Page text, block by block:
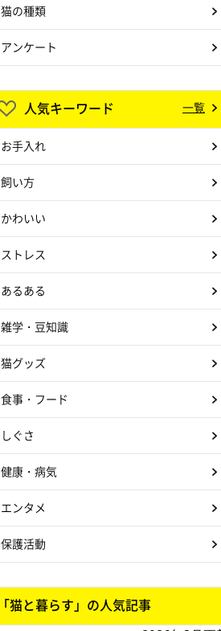
猫の種類
アンケート
人気キーワード 一覧
お手入れ
飼い方
かわいい
ストレス
あるある
雑学・豆知識
猫グッズ
食事・フード
しぐさ
健康・病気
エンタメ
保護活動
「猫と暮らす」の人気記事